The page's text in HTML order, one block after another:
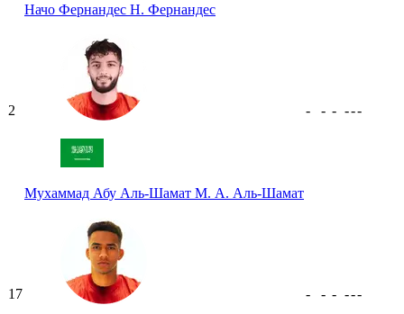
Начо Фернандес Н. Фернандес
2
Мухаммад Абу Аль-Шамат М. А. Аль-Шамат
- - - ---
17 - - - ---